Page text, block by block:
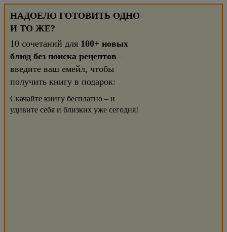
НАДОЕЛО ГОТОВИТЬ ОДНО
И ТО ЖЕ?
10 сочетаний для 100+ новых
блюд без поиска рецептов –
введите ваш емейл, чтобы
получить книгу в подарок:
Скачайте книгу бесплатно – и
удивите себя и близких уже сегодня!